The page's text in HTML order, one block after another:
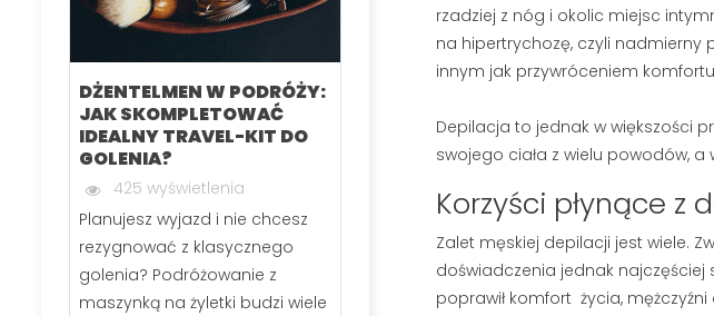
DŻENTELMEN W PODRÓŻY:
JAK SKOMPLETOWAĆ
IDEALNY TRAVEL-KIT DO
GOLENIA?
425 wyświetlenia
Planujesz wyjazd i nie chcesz
rezygnować z klasycznego
golenia? Podróżowanie z
maszynką na żyletki budzi wiele
SZCZOTKA DO BRODY –
RANKING NAJLEPSZYCH
MODELI CZERWIEC 2026
286 wyświetlenia
Jeśli zastanawiasz się, czy lepiej
wybrać szczotkę do brody, czy
kartacz, nie jesteś sam.
Odpowiednio dobrane...
rzadziej z nóg i okolic miejsc
na hipertrychozę, czyli nadmierny
innym jak przywróceniem
Depilacja to jednak w większości
swojego ciała z wielu powodów,
Korzyści płynące z
Zalet męskiej depilacji jest wiele.
doświadczenia jednak najczęściej
poprawił komfort życia,